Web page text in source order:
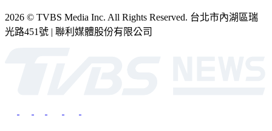
2026 © TVBS Media Inc. All Rights Reserved. 台北市內湖區瑞
光路451號 | 聯利媒體股份有限公司